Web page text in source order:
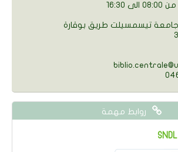
16:30
جامعة تيسمسيلت طريق بوقارة
روابط مهمة